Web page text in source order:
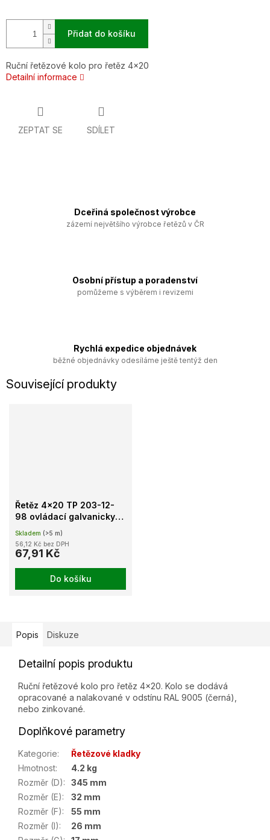
Přidat do košíku
Ruční řetězové kolo pro řetěz 4x20
Detailní informace
ZEPTAT SE SDÍLET
Dceřiná společnost výrobce
zázemí největšího výrobce řetězů v ČR
Osobní přístup a poradenství
pomůžeme s výběrem i revizemi
Rychlá expedice objednávek
běžné objednávky odesíláme ještě tentýž den
Související produkty
Řetěz 4x20 TP 203-12-
98 ovládací galvanicky
pozinkovaný
Skladem (>5 m)
56,12 Kč bez DPH
67,91 Kč
Do košíku
Popis Diskuze
Detailní popis produktu
Ruční řetězové kolo pro řetěz 4x20. Kolo se dodává
opracované a nalakované v odstínu RAL 9005 (černá),
nebo zinkované.
Doplňkové parametry
Kategorie:
Řetězové kladky
Hmotnost:
4.2 kg
Rozměr (D):
345 mm
Rozměr (E):
32 mm
Rozměr (F):
55 mm
Rozměr (I):
26 mm